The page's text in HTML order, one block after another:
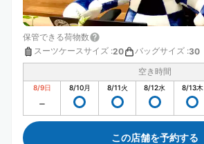
保管できる荷物数
スーツケースサイズ :20 バッグサイズ :30
空き時間
8/9日 8/10月 8/11火 8/12水 8/13木
この店舗を予約する